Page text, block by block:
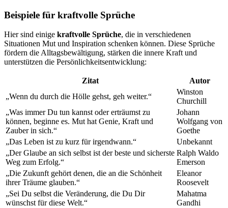
Beispiele für kraftvolle Sprüche
Hier sind einige kraftvolle Sprüche, die in verschiedenen
Situationen Mut und Inspiration schenken können. Diese Sprüche
fördern die Alltagsbewältigung, stärken die innere Kraft und
unterstützen die Persönlichkeitsentwicklung:
Zitat
Autor
„Wenn du durch die Hölle gehst, geh weiter.“
Winston
Churchill
„Was immer Du tun kannst oder erträumst zu
können, beginne es. Mut hat Genie, Kraft und
Zauber in sich.“
Johann
Wolfgang von
Goethe
„Das Leben ist zu kurz für irgendwann.“
Unbekannt
„Der Glaube an sich selbst ist der beste und sicherste
Weg zum Erfolg.“
Ralph Waldo
Emerson
„Die Zukunft gehört denen, die an die Schönheit
ihrer Träume glauben.“
Eleanor
Roosevelt
„Sei Du selbst die Veränderung, die Du Dir
wünschst für diese Welt.“
Mahatma
Gandhi